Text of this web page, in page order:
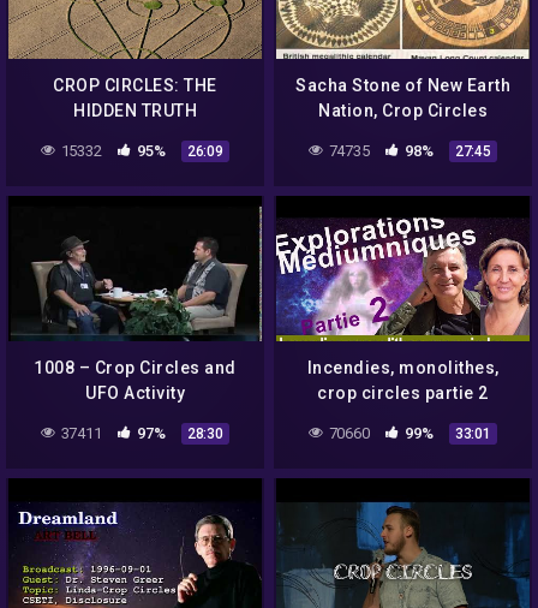
CROP CIRCLES: THE
HIDDEN TRUTH
15332 95% 26:09
Sacha Stone of New Earth
Nation, Crop Circles
74735 98% 27:45
1008 – Crop Circles and
UFO Activity
37411 97% 28:30
Incendies, monolithes,
crop circles partie 2
70660 99% 33:01